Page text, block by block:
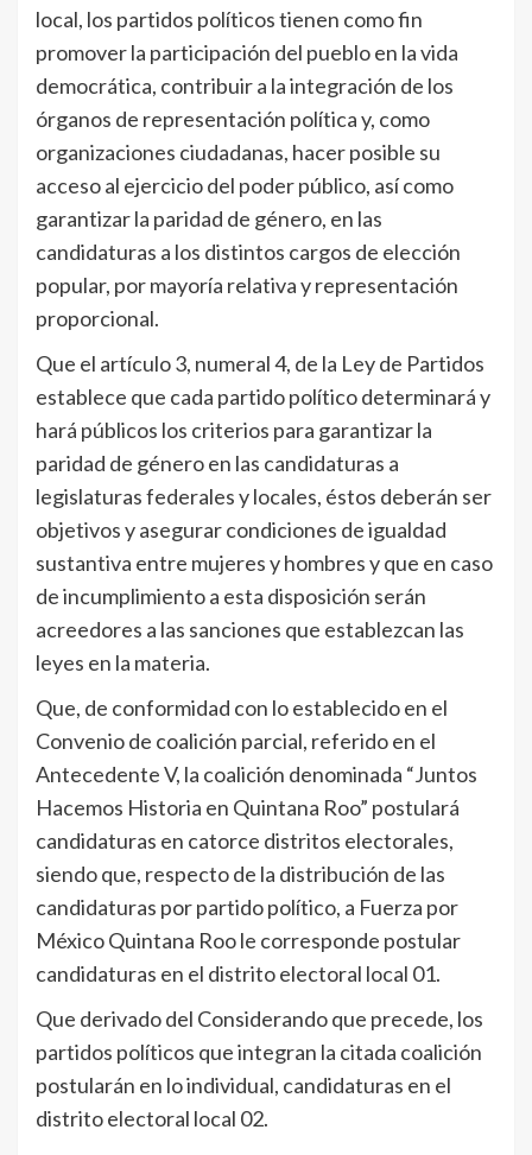
local, los partidos políticos tienen como fin
promover la participación del pueblo en la vida
democrática, contribuir a la integración de los
órganos de representación política y, como
organizaciones ciudadanas, hacer posible su
acceso al ejercicio del poder público, así como
garantizar la paridad de género, en las
candidaturas a los distintos cargos de elección
popular, por mayoría relativa y representación
proporcional.
Que el artículo 3, numeral 4, de la Ley de Partidos
establece que cada partido político determinará y
hará públicos los criterios para garantizar la
paridad de género en las candidaturas a
legislaturas federales y locales, éstos deberán ser
objetivos y asegurar condiciones de igualdad
sustantiva entre mujeres y hombres y que en caso
de incumplimiento a esta disposición serán
acreedores a las sanciones que establezcan las
leyes en la materia.
Que, de conformidad con lo establecido en el
Convenio de coalición parcial, referido en el
Antecedente V, la coalición denominada “Juntos
Hacemos Historia en Quintana Roo” postulará
candidaturas en catorce distritos electorales,
siendo que, respecto de la distribución de las
candidaturas por partido político, a Fuerza por
México Quintana Roo le corresponde postular
candidaturas en el distrito electoral local 01.
Que derivado del Considerando que precede, los
partidos políticos que integran la citada coalición
postularán en lo individual, candidaturas en el
distrito electoral local 02.